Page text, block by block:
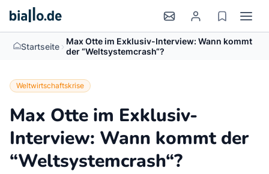
Startseite > Max Otte im Exklusiv-Interview: Wann kommt
der “Weltsystemcrash“?
Weltwirtschaftskrise
Max Otte im Exklusiv-
Interview: Wann kommt der
“Weltsystemcrash“?